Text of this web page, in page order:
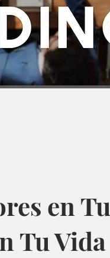
en Tu
Tu Vida